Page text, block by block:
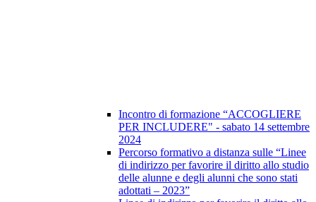
Incontro di formazione “ACCOGLIERE
PER INCLUDERE" - sabato 14 settembre
2024
Percorso formativo a distanza sulle “Linee
di indirizzo per favorire il diritto allo studio
delle alunne e degli alunni che sono stati
adottati – 2023”